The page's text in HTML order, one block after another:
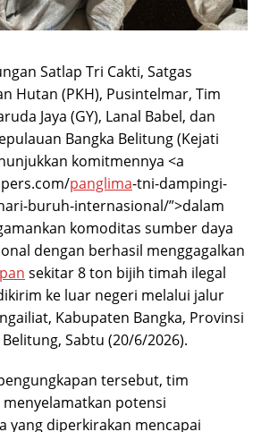
Satlap Tri Cakti, Satgas
Hutan (PKH), Pusintelmar, Tim
Jaya (GY), Lanal Babel, dan
Bangka Belitung (Kejati
komitmennya <a
panglima-tni-dampingi-
buruh-internasional/”>dalam
komoditas sumber daya
dengan berhasil menggagalkan
sekitar 8 ton bijih timah ilegal
ke luar negeri melalui jalur
Kabupaten Bangka, Provinsi
Sabtu (20/6/2026).
tersebut, tim
potensi
yang diperkirakan mencapai